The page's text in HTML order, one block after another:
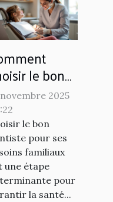
le bon
pour
besoins
?
novembre 2025
le bon
pour ses
familiaux
une étape
pour
la santé...